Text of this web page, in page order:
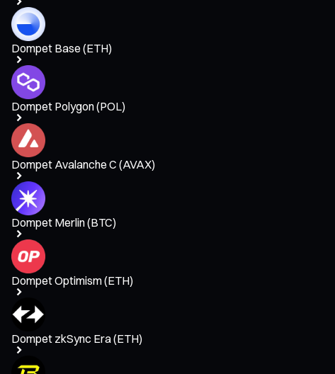
Dompet Base (ETH)
Dompet Polygon (POL)
Dompet Avalanche C (AVAX)
Dompet Merlin (BTC)
Dompet Optimism (ETH)
Dompet zkSync Era (ETH)